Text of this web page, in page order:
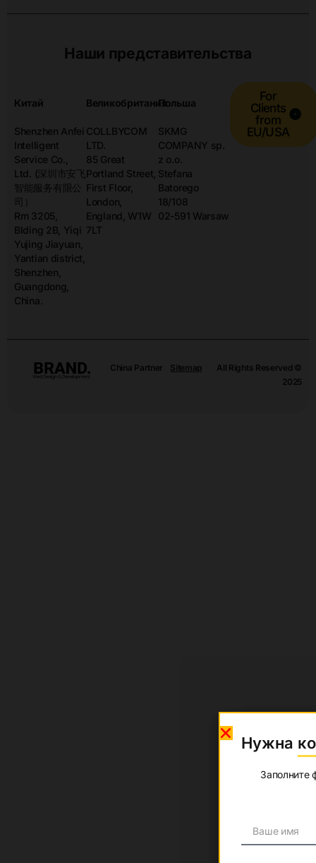
Наши представительства
Китай
Shenzhen Anfei
Intelligent
Service Co.,
Ltd. (深圳市安飞
智能服务有限公
司）
Rm 3205,
Blding 2B, Yiqi
Yujing Jiayuan,
Yantian district,
Shenzhen,
Guangdong,
China.
Великобритания
COLLBYCOM
LTD.
85 Great
Portland Street,
First Floor,
London,
England, W1W
7LT
Польша
SKMG
COMPANY sp.
z o.o.
Stefana
Batorego
18/108
02-591 Warsaw
For
Clients
from
EU/USA
China Partner Sitemap
All Rights Reserved ©
2025
Потрібна
Заповніть
Нужна